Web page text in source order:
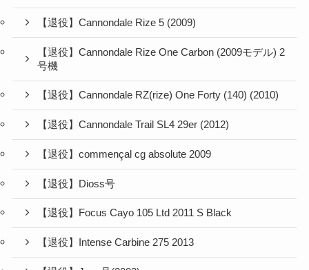
【退役】Cannondale Rize 5 (2009)
【退役】Cannondale Rize One Carbon (2009モデル) 2
号機
【退役】Cannondale RZ(rize) One Forty (140) (2010)
【退役】Cannondale Trail SL4 29er (2012)
【退役】commençal cg absolute 2009
【退役】Dioss号
【退役】Focus Cayo 105 Ltd 2011 S Black
【退役】Intense Carbine 275 2013